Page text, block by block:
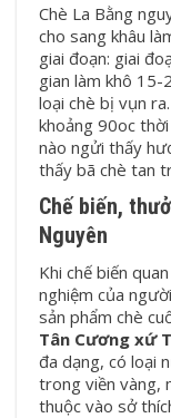
Chè La Bằng
cho sang khâu
giai đoạn: giai
gian làm khô 15-
loại chè bị vụn
khoảng 90oc
nào ngửi thấy
thấy bã chè tan
Chế biến,
Nguyên
Khi chế biến
nghiệm của
sản phẩm chè
Tân Cương xứ
đa dạng, có loại
trong viền vàng,
thuộc vào sở